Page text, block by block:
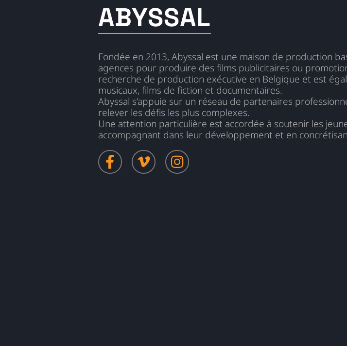
ABYSSAL
Fondée en 2013, Abyssal est une maison de production
agences pour produire des films publicitaires ou
recherche de production exécutive en Belgique et est
musicaux, films de fiction et documentaires.
Abyssal s’appuie sur un réseau de partenaires
relever les défis les plus complexes.
Une attention particulière est accordée à soutenir les
accompagnant dans leur développement et en